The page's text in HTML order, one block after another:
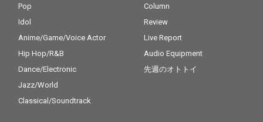
Pop
Idol
Anime/Game/Voice Actor
Hip Hop/R&B
Dance/Electronic
Jazz/World
Classical/Soundtrack
Column
Review
Live Report
Audio Equipment
先週のオトトイ